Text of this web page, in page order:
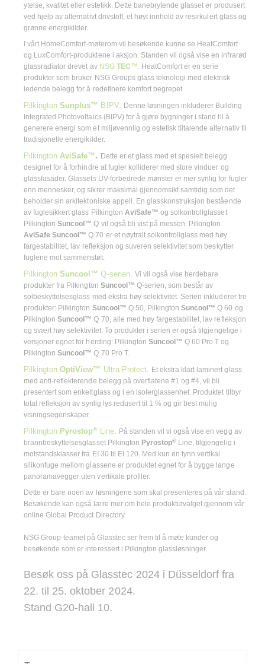
ytelse, kvalitet eller estetikk. Dette banebrytende glasset er produsert
ved hjelp av alternativt drivstoff, et høyt innhold av resirkulert glass og
grønne energikilder.
I vårt HomeComfort-møterom vil besøkende kunne se HeatComfort
og LuxComfort-produktene i aksjon. Standen vil også vise en infrarød
glassradiator drevet av NSG TEC™.HeatComfort er en serie
produkter som bruker NSG Groups glass teknologi med elektrisk
ledende belegg for å redefinere komfort begrepet.
PilkingtonSunplus™ BIPV. Denne løsningen inkluderer Building
Integrated Photovoltaics (BIPV) for å gjøre bygninger i stand til å
generere energi som et miljøvennlig og estetisk tiltalende alternativ til
tradisjonelle energikilder.
PilkingtonAviSafe™. Dette er et glass med et spesielt belegg
designet for å forhindre at fugler kolliderer med store vinduer og
glassfasader. Glassets UV-forbedrede mønster er mer synlig for fugler
enn mennesker, og sikrer maksimal gjennomsikt samtidig som det
beholder sin arkitektoniske appell. En glasskonstruksjon bestående
av fuglesikkert glass Pilkington AviSafe™ og solkontrollglasset
PilkingtonSuncool™Q vil også bli vist på messen. Pilkington
AviSafe Suncool™ Q 70 er et nøytralt solkontrollglass med høy
fargestabilitet, lav refleksjon og suveren selektivitet som beskytter
fuglene mot sammenstøt.
PilkingtonSuncool™ Q-serien. Vi vil også vise herdebare
produkter fra Pilkington Suncool™ Q-serien, som består av
solbeskyttelsesglass med ekstra høy selektivitet. Serien inkluderer tre
produkter: Pilkington Suncool™ Q 50, PilkingtonSuncool™ Q 60 og
PilkingtonSuncool™ Q 70, alle med høy fargestabilitet, lav refleksjon
og svært høy selektivitet. To produkter i serien er også tilgjengelige i
versjoner egnet for herding: Pilkington Suncool™ Q 60 Pro T og
PilkingtonSuncool™ Q 70 Pro T.
PilkingtonOptiView™ Ultra Protect. Et ekstra klart laminert glass
med anti-reflekterende belegg på overflatene #1 og #4, vil bli
presentert som enkeltglass og i en isolerglassenhet. Produktet tilbyr
total refleksjon av synlig lys redusert til 1 % og gir best mulig
visningsegenskaper.
Pilkington Pyrostop® Line. På standen vil vi også vise en vegg av
brannbeskyttelsesglasset Pilkington Pyrostop® Line, tilgjengelig i
motstandsklasser fra EI 30 til EI 120. Med kun en tynn vertikal
silikonfuge mellom glassene er produktet egnet for å bygge lange
panoramavegger uten vertikale profiler.
Dette er bare noen av løsningene som skal presenteres på vår stand.
Besøkende kan også lære mer om hele produktutvalget gjennom vår
online Global Product Directory.
NSG Group-teamet på Glasstec ser frem til å møte kunder og
besøkende som er interessert i Pilkington glassløsninger.
Besøk oss på Glasstec 2024 i Düsseldorf fra
22. til 25. oktober 2024.
Stand G20-hall 10.